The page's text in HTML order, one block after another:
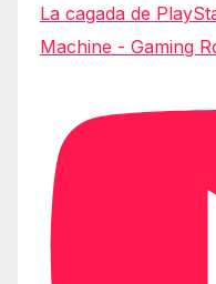
La cagada de
Machine - Gaming